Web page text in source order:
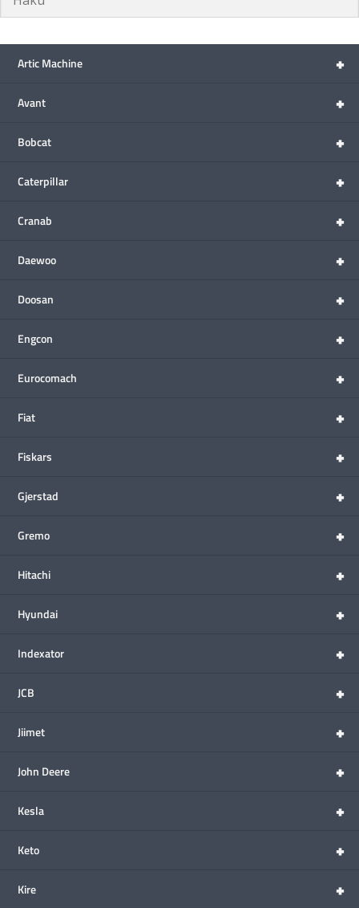
+
Artic Machine
+
Avant
+
Bobcat
+
Caterpillar
+
Cranab
+
Daewoo
+
Doosan
+
Engcon
+
Eurocomach
+
Fiat
+
Fiskars
+
Gjerstad
+
Gremo
+
Hitachi
+
Hyundai
+
Indexator
+
JCB
+
Jiimet
+
John Deere
+
Kesla
+
Keto
+
Kire